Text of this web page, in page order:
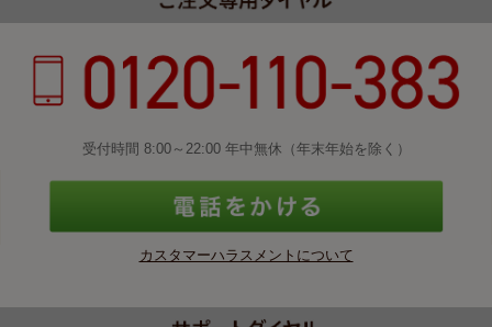
受付時間 8:00～22:00 年中無休（年末年始を除く）
カスタマーハラスメントについて